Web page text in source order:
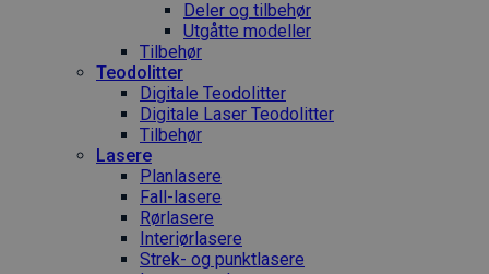
Deler og tilbehør
Utgåtte modeller
Tilbehør
Teodolitter
Digitale Teodolitter
Digitale Laser Teodolitter
Tilbehør
Lasere
Planlasere
Fall-lasere
Rørlasere
Interiør­lasere
Strek- og punktlasere